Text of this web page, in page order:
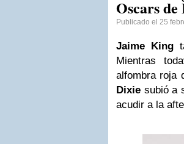
Oscars
Publicado el 25
Jaime King
Mientras
alfombra roja
Dixie subió a
acudir a la